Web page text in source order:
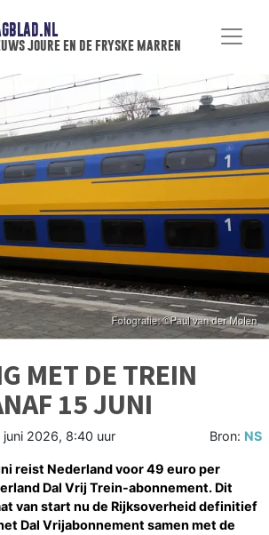
joure en de fryske marren
MET DE TREIN
15 JUNI
juni 2026, 8:40 uur Bron: NS
reist Nederland voor 49 euro per
Dal Vrij Trein-abonnement. Dit
van start nu de Rijksoverheid definitief
Dal Vrijabonnement samen met de